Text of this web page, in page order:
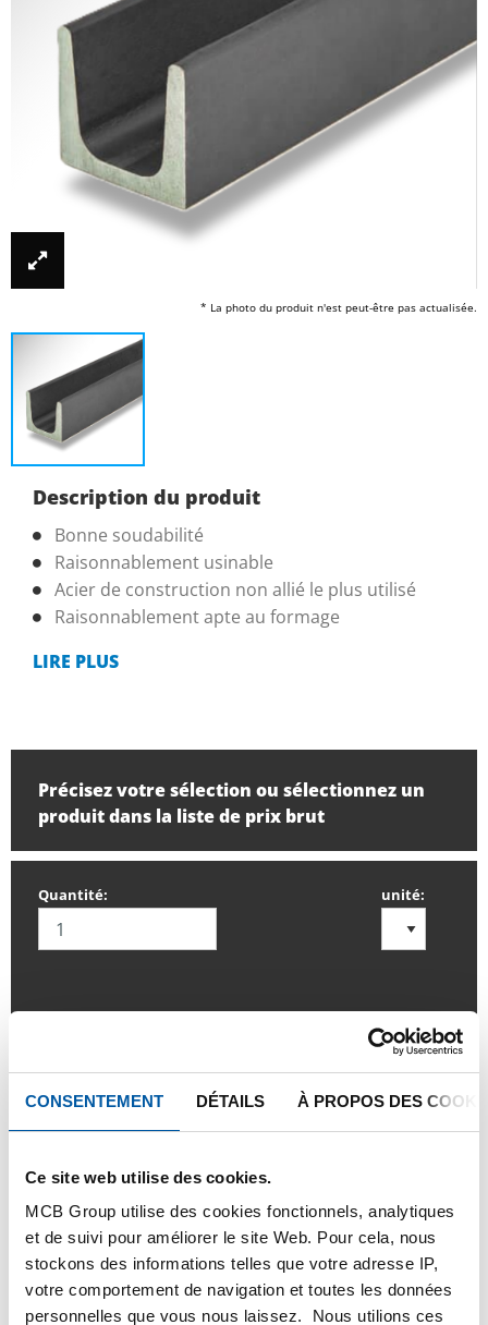
CONSENTEMENT DÉTAILS À PROPOS DES
Ce site web utilise des cookies.
MCB Group utilise des cookies fonctionnels, analytiques
et de suivi pour améliorer le site Web. Pour cela, nous
stockons des informations telles que votre adresse IP,
votre comportement de navigation et toutes les données
personnelles que vous nous laissez. Nous utilions ces
* La photo du produit n'est peut-être pas actualisée.
Description du produit
Bonne soudabilité
Raisonnablement usinable
Acier de construction non allié le plus utilisé
Raisonnablement apte au formage
LIRE PLUS
Précisez votre sélection ou sélectionnez un
produit dans la liste de prix brut
Quantité: unité:
Veuillez vous connecter afin de pouvoir passer
Calculez avec les prix actuels de TS Métaux
Suivez vos livraisons en ligne